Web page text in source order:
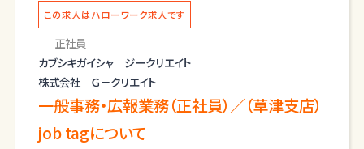
業務改善・会議運営サポート
・業務フローの整理
・会議設定、議事録作成、ToDo共有
・部門間の連絡調整
その他
・資料管理、データ整備
・社用車（AT）での外出あり（書類提出等）
この求人はハローワーク求人です
正社員
カブシキガイシャ ジークリエイト
株式会社 Ｇ－クリエイト
一般事務・広報業務（正社員）／（草津支店）
job tagについて